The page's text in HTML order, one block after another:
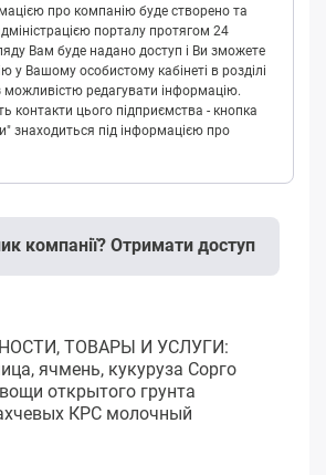
про компанію буде створено та
порталу протягом 24
Вам буде надано доступ і Ви зможете
у Вашому особистому кабінеті в розділі
можливістю редагувати інформацію.
контакти цього підприємства - кнопка
знаходиться під інформацією про
компанії? Отримати доступ
ТОВАРЫ И УСЛУГИ:
ячмень, кукуруза Сорго
открытого грунта
КРС молочный